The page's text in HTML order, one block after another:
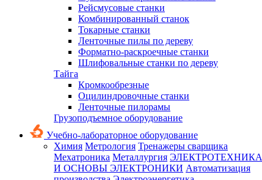
Рейсмусовые станки
Комбинированный станок
Токарные станки
Ленточные пилы по дереву
Форматно-раскроечные станки
Шлифовальные станки по дереву
Тайга
Кромкообрезные
Оцилиндровочные станки
Ленточные пилорамы
Грузоподъемное оборудование
Учебно-лабораторное оборудование
Химия Метрология Тренажеры сварщика
Мехатроника Металлургия ЭЛЕКТРОТЕХНИКА
И ОСНОВЫ ЭЛЕКТРОНИКИ Автоматизация